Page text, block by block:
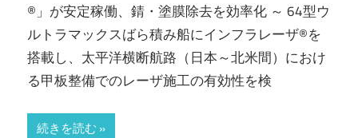
®」が安定稼働、錆・塗膜除去を効率化 ～ 64型ウ
ルトラマックスばら積み船にインフラレーザ®を
搭載し、太平洋横断航路（日本～北米間）におけ
る甲板整備でのレーザ施工の有効性を検
続きを読む